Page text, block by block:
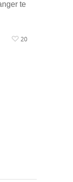
te
20